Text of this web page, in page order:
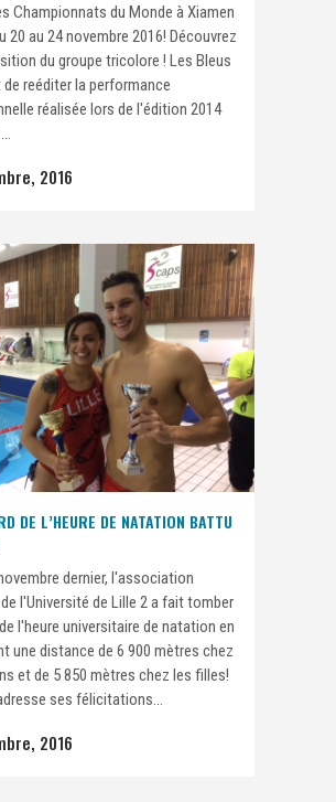
Championnats du Monde à Xiamen
20 au 24 novembre 2016! Découvrez
du groupe tricolore ! Les Bleus
reéditer la performance
réalisée lors de l'édition 2014
2016
DE L’HEURE DE NATATION BATTU
dernier, l'association
l'Université de Lille 2 a fait tomber
l'heure universitaire de natation en
une distance de 6 900 mètres chez
et de 5 850 mètres chez les filles!
ses félicitations...
2016